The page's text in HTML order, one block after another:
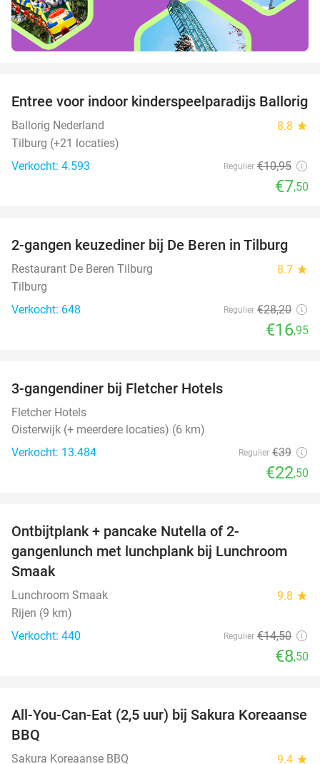
32%
Entree voor indoor kinderspeelparadijs Ballorig
Ballorig Nederland 8.8 star
Tilburg (+21 locaties)
Verkocht: 4.593
Regulier €10,95
€7,50
40%
2-gangen keuzediner bij De Beren in Tilburg
Restaurant De Beren Tilburg 8.7 star
Tilburg
Verkocht: 648
Regulier €28,20
€16,95
3-gangendiner bij Fletcher Hotels
Fletcher Hotels
Oisterwijk (+ meerdere locaties) (6 km)
Verkocht: 13.484
Regulier €39
€22,50
Ontbijtplank + pancake Nutella of 2-
gangenlunch met lunchplank bij Lunchroom
Smaak
Lunchroom Smaak 9.8 star
Rijen (9 km)
Verkocht: 440
Regulier €14,50
€8,50
19%
All-You-Can-Eat (2,5 uur) bij Sakura Koreaanse
BBQ
Sakura Koreaanse BBQ 9.4 star